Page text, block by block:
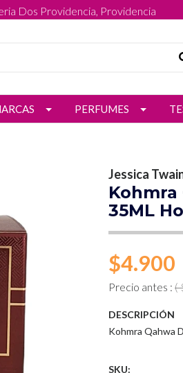
Dos Providencia, Providencia
PERFUMES
Jessica
Kohmra
35ML
$4.900
Precio antes : (
DESCRIPCIÓN
Kohmra Qahwa
SKU: